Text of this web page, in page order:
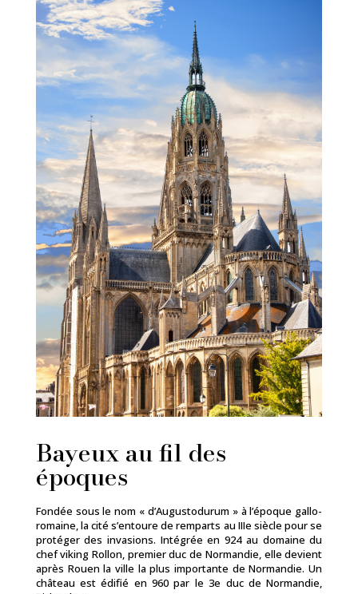
Bayeux au fil des
époques
Fondée sous le nom « d’Augustodurum » à l’époque gallo-
romaine, la cité s’entoure de remparts au IIIe siècle pour se
protéger des invasions. Intégrée en 924 au domaine du
chef viking Rollon, premier duc de Normandie, elle devient
après Rouen la ville la plus importante de Normandie. Un
château est édifié en 960 par le 3e duc de Normandie,